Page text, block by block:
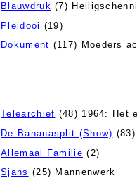
Blauwdruk (7)
Pleidooi (19)
Dokument (117) Moeders
Telearchief (48) 1964: Het
De Bananasplit (Show)
Allemaal Familie (2)
Sjans (25) Mannenwerk